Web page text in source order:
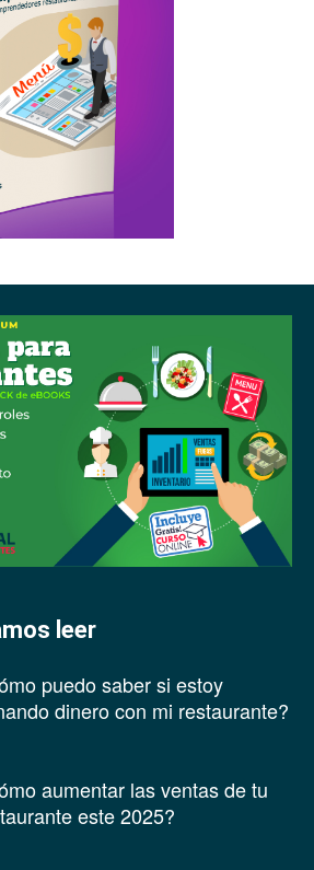
leer
puedo saber si estoy
dinero con mi restaurante?
aumentar las ventas de tu
este 2025?